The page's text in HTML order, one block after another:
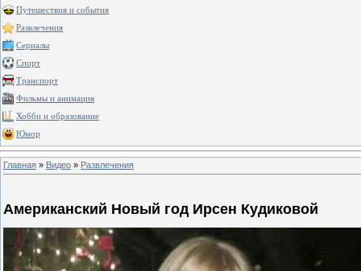
Путешествия и события
Развлечения
Сериалы
Спорт
Транспорт
Фильмы и анимация
Хобби и образование
Юмор
Главная » Видео » Развлечения
Американский Новый год Ирсен Кудиковой